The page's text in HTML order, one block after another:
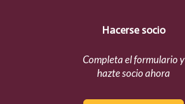
Hacerse socio
Completa el formulario y
hazte socio ahora